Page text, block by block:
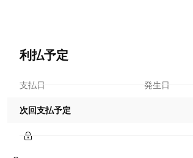
利払予定
支払日 発生日
次回支払予定